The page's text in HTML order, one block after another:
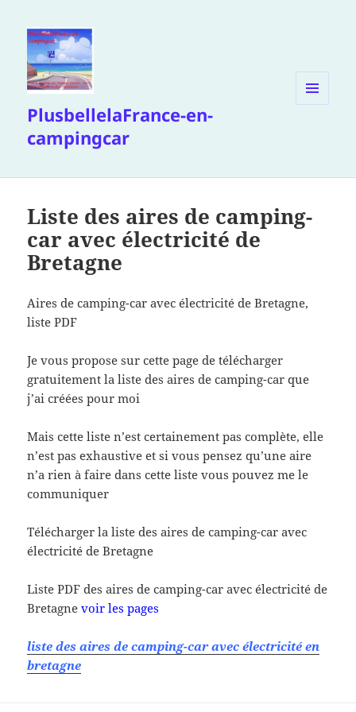
PlusbellelaFrance-en-
campingcar
Liste des aires de camping-
car avec électricité de
Bretagne
Aires de camping-car avec électricité de Bretagne,
liste PDF
Je vous propose sur cette page de télécharger
gratuitement la liste des aires de camping-car que
j’ai créées pour moi
Mais cette liste n’est certainement pas complète, elle
n’est pas exhaustive et si vous pensez qu’une aire
n’a rien à faire dans cette liste vous pouvez me le
communiquer
Télécharger la liste des aires de camping-car avec
électricité de Bretagne
Liste PDF des aires de camping-car avec électricité de
Bretagnevoir les pages
liste des aires de camping-car avec électricité en
bretagne